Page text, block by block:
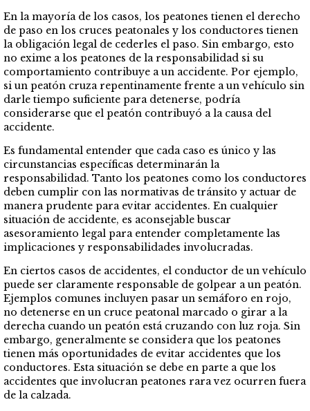
En la mayoría de los casos, los peatones tienen el derecho
de paso en los cruces peatonales y los conductores tienen
la obligación legal de cederles el paso. Sin embargo, esto
no exime a los peatones de la responsabilidad si su
comportamiento contribuye a un accidente. Por ejemplo,
si un peatón cruza repentinamente frente a un vehículo sin
darle tiempo suficiente para detenerse, podría
considerarse que el peatón contribuyó a la causa del
accidente.
Es fundamental entender que cada caso es único y las
circunstancias específicas determinarán la
responsabilidad. Tanto los peatones como los conductores
deben cumplir con las normativas de tránsito y actuar de
manera prudente para evitar accidentes. En cualquier
situación de accidente, es aconsejable buscar
asesoramiento legal para entender completamente las
implicaciones y responsabilidades involucradas.
En ciertos casos de accidentes, el conductor de un vehículo
puede ser claramente responsable de golpear a un peatón.
Ejemplos comunes incluyen pasar un semáforo en rojo,
no detenerse en un cruce peatonal marcado o girar a la
derecha cuando un peatón está cruzando con luz roja. Sin
embargo, generalmente se considera que los peatones
tienen más oportunidades de evitar accidentes que los
conductores. Esta situación se debe en parte a que los
accidentes que involucran peatones rara vez ocurren fuera
de la calzada.